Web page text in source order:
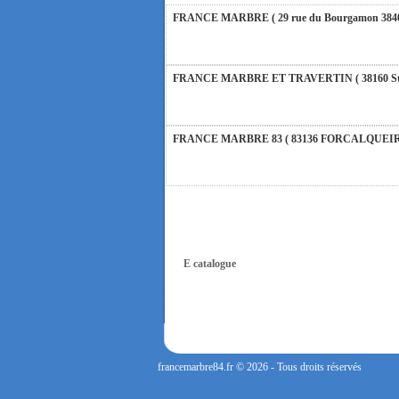
FRANCE MARBRE ( 29 rue du Bourgamon
FRANCE MARBRE ET TRAVERTIN ( 38160
FRANCE MARBRE 83 ( 83136
FRANCE MARBRE 84 ( 84600 VALREAS ):
FERMETURE POUR CONGES ANNUELS :
E catalogue
francemarbre84.fr © 2026 - Tous droits réservés